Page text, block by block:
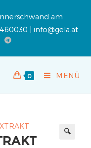
am
| info@gela.at
0 MENÜ